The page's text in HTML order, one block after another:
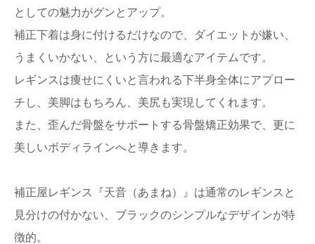
としての魅力がグンとアップ。
補正下着は身に付けるだけなので、ダイエットが嫌い、
うまくいかない、という方に最適なアイテムです。
レギンスは痩せにくいと言われる下半身全体にアプロー
チし、美脚はもちろん、美尻も実現してくれます。
また、歪んだ骨盤をサポートする骨盤矯正効果で、更に
美しいボディラインへと導きます。
補正屋レギンス『天音（あまね）』は通常のレギンスと
見分けの付かない、ブラックのシンプルなデザインが特
徴的。